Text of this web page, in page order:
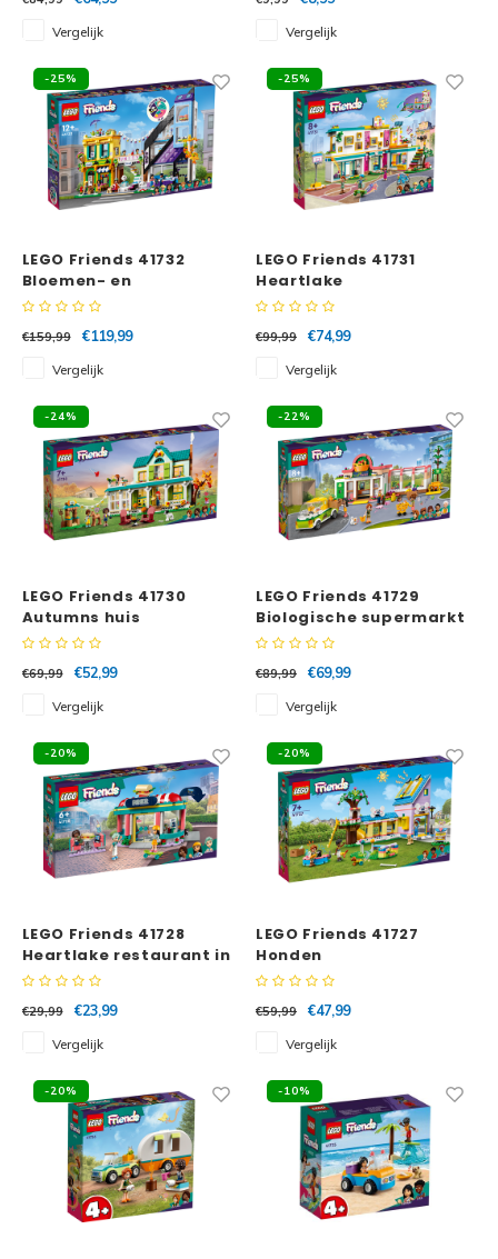
Vergelijk
Vergelijk
-25%
LEGO Friends 41732
Bloemen- en
decoratiewinkel in de
€159,99
€119,99
Vergelijk
-25%
LEGO Friends 41731
Heartlake
Internationale School
€99,99
€74,99
Vergelijk
-24%
LEGO Friends 41730
Autumns huis
€69,99
€52,99
Vergelijk
-22%
LEGO Friends 41729
Biologische supermarkt
€89,99
€69,99
Vergelijk
-20%
LEGO Friends 41728
Heartlake restaurant in
de stad
€29,99
€23,99
Vergelijk
-20%
LEGO Friends 41727
Honden
reddingscentrum
€59,99
€47,99
Vergelijk
-20% -10%